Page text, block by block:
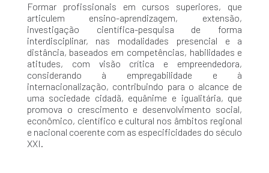
Formar profissionais em cursos superiores, que
articulem ensino-aprendizagem, extensão,
investigação científica-pesquisa de forma
interdisciplinar, nas modalidades presencial e a
distância, baseados em competências, habilidades e
atitudes, com visão crítica e empreendedora,
considerando à empregabilidade e à
internacionalização, contribuindo para o alcance de
uma sociedade cidadã, equânime e igualitária, que
promova o crescimento e desenvolvimento social,
econômico, científico e cultural nos âmbitos regional
e nacional coerente com as especificidades do século
XXI.